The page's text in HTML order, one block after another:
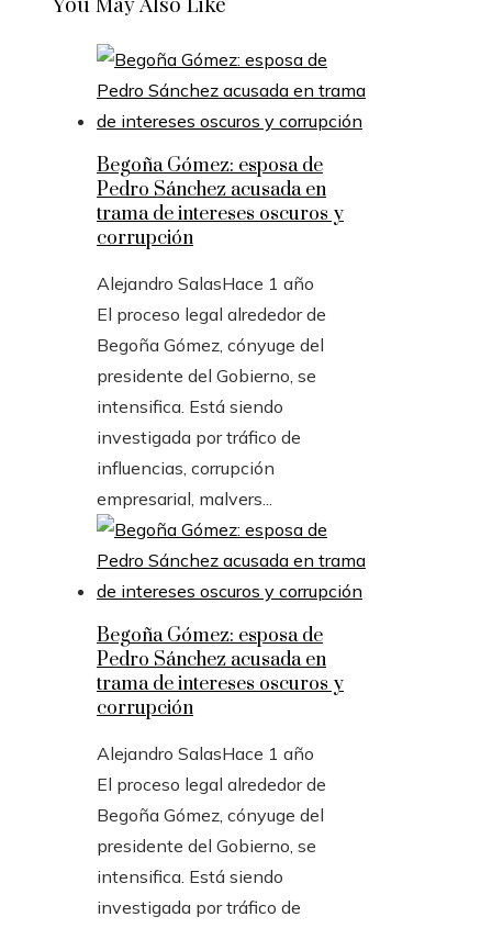
Begoña Gómez: esposa de
Pedro Sánchez acusada en
trama de intereses oscuros y
corrupción
Alejandro SalasHace 1 año
El proceso legal alrededor de
Begoña Gómez, cónyuge del
presidente del Gobierno, se
intensifica. Está siendo
investigada por tráfico de
influencias, corrupción
empresarial, malvers...
Begoña Gómez: esposa de
Pedro Sánchez acusada en
trama de intereses oscuros y
corrupción
Alejandro SalasHace 1 año
El proceso legal alrededor de
Begoña Gómez, cónyuge del
presidente del Gobierno, se
intensifica. Está siendo
investigada por tráfico de